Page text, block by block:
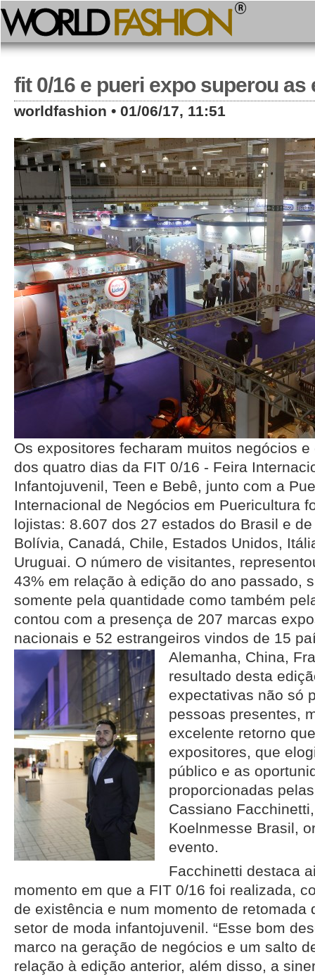
fit 0/16 e pueri expo superou as
worldfashion • 01/06/17, 11:51
Os expositores fecharam muitos negócios
dos quatro dias da FIT 0/16 - Feira
Infantojuvenil, Teen e Bebê, junto com a
Internacional de Negócios em Puericultura
lojistas: 8.607 dos 27 estados do Brasil e
Bolívia, Canadá, Chile, Estados Unidos,
Uruguai. O número de visitantes,
43% em relação à edição do ano passado,
somente pela quantidade como também
contou com a presença de 207 marcas
nacionais e 52 estrangeiros vindos de 15
Alemanha, China,
resultado desta
expectativas não só
pessoas presentes,
excelente retorno
expositores, que
público e as
proporcionadas
Cassiano
Koelnmesse Brasil,
evento.
Facchinetti destaca
momento em que a FIT 0/16 foi realizada,
de existência e num momento de retomada
setor de moda infantojuvenil. “Esse bom
marco na geração de negócios e um salto
relação à edição anterior, além disso, a